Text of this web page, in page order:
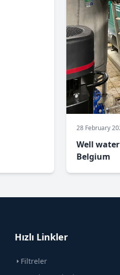
28 February
Well
Belgium
Hızlı Linkler
Filtreler